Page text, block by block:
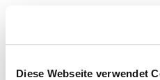
Diese Webseite verwendet